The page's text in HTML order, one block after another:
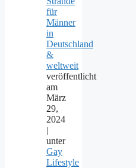
für
Männer
in
Deutschland
&
weltweit
veröffentlicht
am
März
29,
2024
|
unter
Gay
Lifestyle